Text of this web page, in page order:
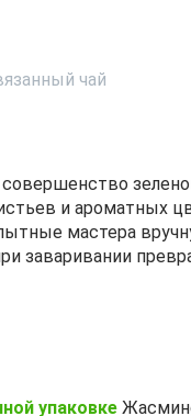
чай
и ароматных
мастера
заваривании
упаковке